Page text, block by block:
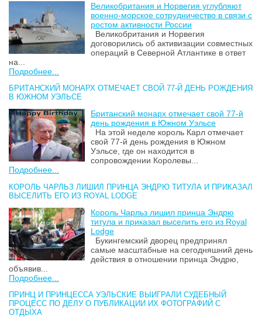
Великобритания и Норвегия углубляют
военно-морское сотрудничество в связи с
ростом активности России
Великобритания и Норвегия
договорились об активизации совместных
операций в Северной Атлантике в ответ
на...
Подробнее...
БРИТАНСКИЙ МОНАРХ ОТМЕЧАЕТ СВОЙ 77-Й ДЕНЬ РОЖДЕНИЯ
В ЮЖНОМ УЭЛЬСЕ
Британский монарх отмечает свой 77-й
день рождения в Южном Уэльсе
На этой неделе король Карл отмечает
свой 77-й день рождения в Южном
Уэльсе, где он находится в
сопровождении Королевы...
Подробнее...
КОРОЛЬ ЧАРЛЬЗ ЛИШИЛ ПРИНЦА ЭНДРЮ ТИТУЛА И ПРИКАЗАЛ
ВЫСЕЛИТЬ ЕГО ИЗ ROYAL LODGE
Король Чарльз лишил принца Эндрю
титула и приказал выселить его из Royal
Lodge
Букингемский дворец предпринял
самые масштабные на сегодняшний день
действия в отношении принца Эндрю,
объявив...
Подробнее...
ПРИНЦ И ПРИНЦЕССА УЭЛЬСКИЕ ВЫИГРАЛИ СУДЕБНЫЙ
ПРОЦЕСС ПО ДЕЛУ О ПУБЛИКАЦИИ ИХ ФОТОГРАФИЙ С
ОТДЫХА